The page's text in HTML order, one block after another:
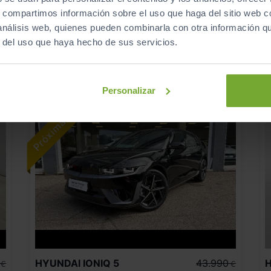
información sobre el uso que haga del sitio web
web, quienes pueden combinarla con otra información
uso que haya hecho de sus servicios.
Personalizar
12.000
Automático
Eléctrico
381 €/mes
€ HYUNDAI IONIQ 5
43.990 €